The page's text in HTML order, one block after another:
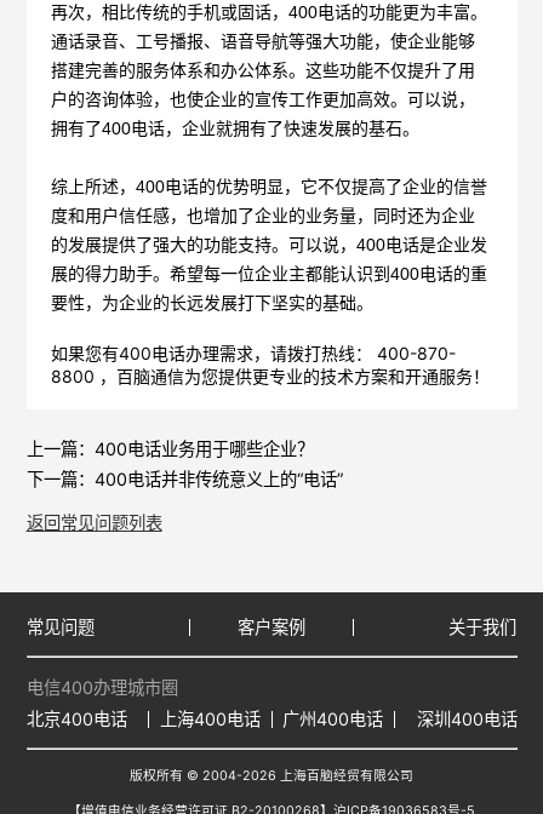
再次，相比传统的手机或固话，400电话的功能更为丰富。
通话录音、工号播报、语音导航等强大功能，使企业能够
搭建完善的服务体系和办公体系。这些功能不仅提升了用
户的咨询体验，也使企业的宣传工作更加高效。可以说，
拥有了400电话，企业就拥有了快速发展的基石。
综上所述，400电话的优势明显，它不仅提高了企业的信誉
度和用户信任感，也增加了企业的业务量，同时还为企业
的发展提供了强大的功能支持。可以说，400电话是企业发
展的得力助手。希望每一位企业主都能认识到400电话的重
要性，为企业的长远发展打下坚实的基础。
如果您有400电话办理需求，请拨打热线： 400-870-
8800 ，百脑通信为您提供更专业的技术方案和开通服务！
上一篇： 400电话业务用于哪些企业？
下一篇： 400电话并非传统意义上的“电话”
返回常见问题列表
常见问题 客户案例 关于我们
电信400办理城市圈
北京400电话
上海400电话 广州400电话 深圳400电话
版权所有 © 2004-2026 上海百脑经贸有限公司